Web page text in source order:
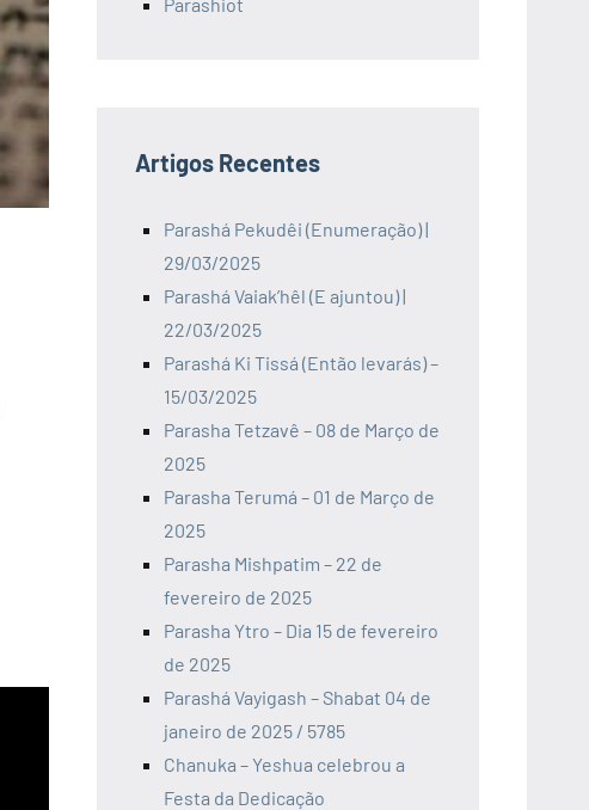
Artigos Recentes
Parashá Pekudêi (Enumeração) |
29/03/2025
Parashá Vaiak’hêl (E ajuntou) |
22/03/2025
Parashá Ki Tissá (Então levarás) –
15/03/2025
Parasha Tetzavê – 08 de Março de
2025
Parasha Terumá – 01 de Março de
2025
Parasha Mishpatim – 22 de
fevereiro de 2025
Parasha Ytro – Dia 15 de fevereiro
de 2025
Parashá Vayigash – Shabat 04 de
janeiro de 2025 / 5785
Chanuka – Yeshua celebrou a
Festa da Dedicação